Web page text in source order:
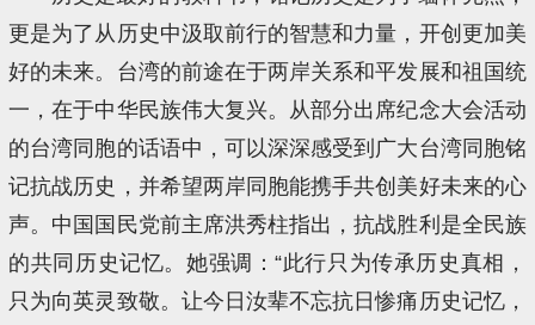
更是为了从历史中汲取前行的智慧和力量，开创更加美
好的未来。台湾的前途在于两岸关系和平发展和祖国统
一，在于中华民族伟大复兴。从部分出席纪念大会活动
的台湾同胞的话语中，可以深深感受到广大台湾同胞铭
记抗战历史，并希望两岸同胞能携手共创美好未来的心
声。中国国民党前主席洪秀柱指出，抗战胜利是全民族
的共同历史记忆。她强调：“此行只为传承历史真相，
只为向英灵致敬。让今日汝辈不忘抗日惨痛历史记忆，